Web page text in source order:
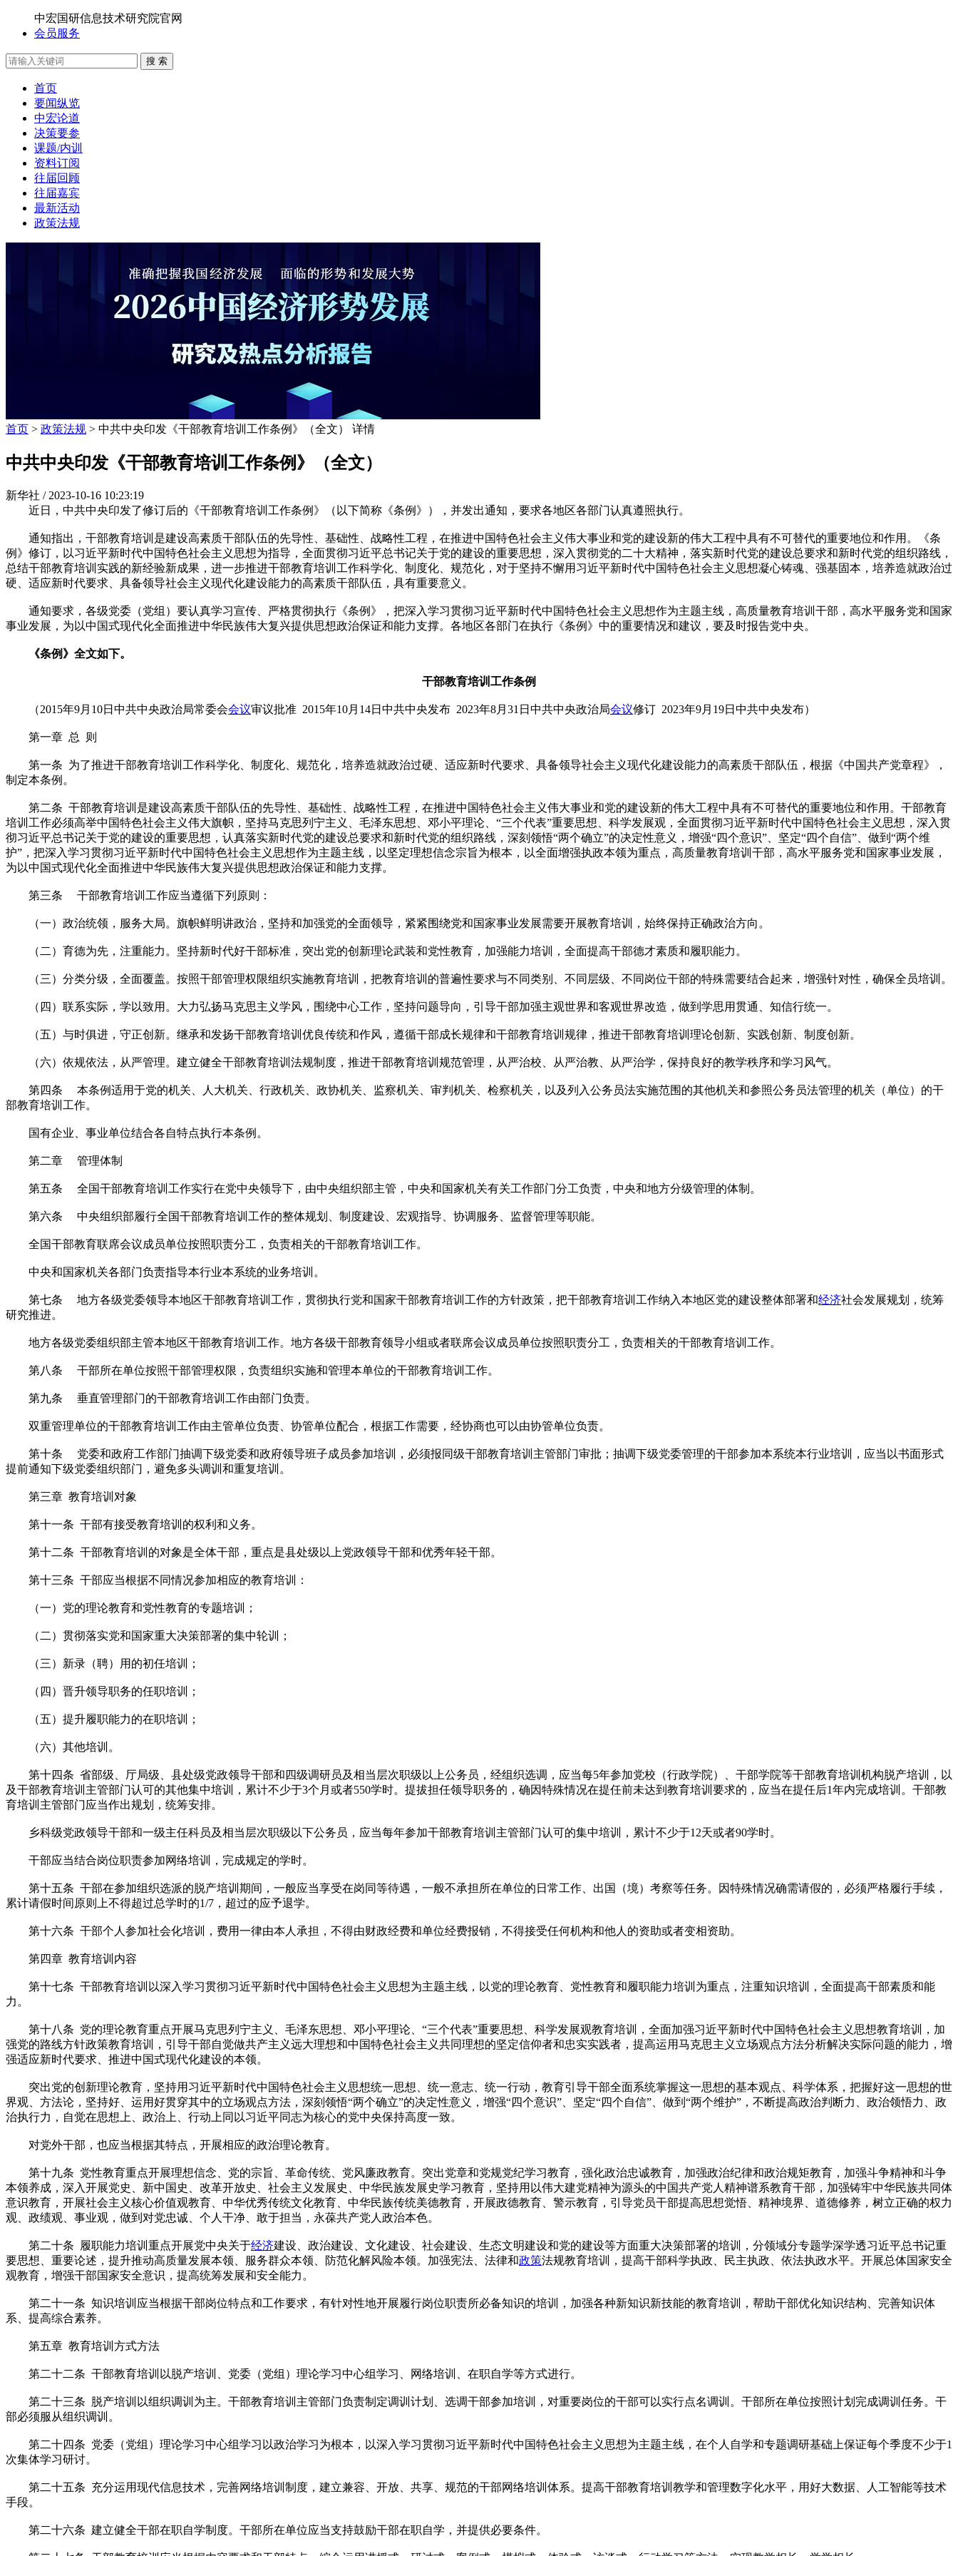
中宏国研信息技术研究院官网
会员服务
搜 索
首页
要闻纵览
中宏论道
决策要参
课题/内训
资料订阅
往届回顾
往届嘉宾
最新活动
政策法规
首页 > 政策法规 > 中共中央印发《干部教育培训工作条例》（全文） 详情
中共中央印发《干部教育培训工作条例》（全文）
新华社 / 2023-10-16 10:23:19
近日，中共中央印发了修订后的《干部教育培训工作条例》（以下简称《条例》），并发出通知，要求各地区各部门认真遵照执行。
通知指出，干部教育培训是建设高素质干部队伍的先导性、基础性、战略性工程，在推进中国特色社会主义伟大事业和党的建设新的伟大工程中具有不可替代的重要地位和作用。《条
例》修订，以习近平新时代中国特色社会主义思想为指导，全面贯彻习近平总书记关于党的建设的重要思想，深入贯彻党的二十大精神，落实新时代党的建设总要求和新时代党的组织路线，
总结干部教育培训实践的新经验新成果，进一步推进干部教育培训工作科学化、制度化、规范化，对于坚持不懈用习近平新时代中国特色社会主义思想凝心铸魂、强基固本，培养造就政治过
硬、适应新时代要求、具备领导社会主义现代化建设能力的高素质干部队伍，具有重要意义。
通知要求，各级党委（党组）要认真学习宣传、严格贯彻执行《条例》，把深入学习贯彻习近平新时代中国特色社会主义思想作为主题主线，高质量教育培训干部，高水平服务党和国家
事业发展，为以中国式现代化全面推进中华民族伟大复兴提供思想政治保证和能力支撑。各地区各部门在执行《条例》中的重要情况和建议，要及时报告党中央。
《条例》全文如下。
干部教育培训工作条例
（2015年9月10日中共中央政治局常委会会议审议批准 2015年10月14日中共中央发布 2023年8月31日中共中央政治局会议修订 2023年9月19日中共中央发布）
第一章 总 则
第一条 为了推进干部教育培训工作科学化、制度化、规范化，培养造就政治过硬、适应新时代要求、具备领导社会主义现代化建设能力的高素质干部队伍，根据《中国共产党章程》，
制定本条例。
第二条 干部教育培训是建设高素质干部队伍的先导性、基础性、战略性工程，在推进中国特色社会主义伟大事业和党的建设新的伟大工程中具有不可替代的重要地位和作用。干部教育
培训工作必须高举中国特色社会主义伟大旗帜，坚持马克思列宁主义、毛泽东思想、邓小平理论、“三个代表”重要思想、科学发展观，全面贯彻习近平新时代中国特色社会主义思想，深入贯
彻习近平总书记关于党的建设的重要思想，认真落实新时代党的建设总要求和新时代党的组织路线，深刻领悟“两个确立”的决定性意义，增强“四个意识”、坚定“四个自信”、做到“两个维
护”，把深入学习贯彻习近平新时代中国特色社会主义思想作为主题主线，以坚定理想信念宗旨为根本，以全面增强执政本领为重点，高质量教育培训干部，高水平服务党和国家事业发展，
为以中国式现代化全面推进中华民族伟大复兴提供思想政治保证和能力支撑。
第三条 干部教育培训工作应当遵循下列原则：
（一）政治统领，服务大局。旗帜鲜明讲政治，坚持和加强党的全面领导，紧紧围绕党和国家事业发展需要开展教育培训，始终保持正确政治方向。
（二）育德为先，注重能力。坚持新时代好干部标准，突出党的创新理论武装和党性教育，加强能力培训，全面提高干部德才素质和履职能力。
（三）分类分级，全面覆盖。按照干部管理权限组织实施教育培训，把教育培训的普遍性要求与不同类别、不同层级、不同岗位干部的特殊需要结合起来，增强针对性，确保全员培训。
（四）联系实际，学以致用。大力弘扬马克思主义学风，围绕中心工作，坚持问题导向，引导干部加强主观世界和客观世界改造，做到学思用贯通、知信行统一。
（五）与时俱进，守正创新。继承和发扬干部教育培训优良传统和作风，遵循干部成长规律和干部教育培训规律，推进干部教育培训理论创新、实践创新、制度创新。
（六）依规依法，从严管理。建立健全干部教育培训法规制度，推进干部教育培训规范管理，从严治校、从严治教、从严治学，保持良好的教学秩序和学习风气。
第四条 本条例适用于党的机关、人大机关、行政机关、政协机关、监察机关、审判机关、检察机关，以及列入公务员法实施范围的其他机关和参照公务员法管理的机关（单位）的干
部教育培训工作。
国有企业、事业单位结合各自特点执行本条例。
第二章 管理体制
第五条 全国干部教育培训工作实行在党中央领导下，由中央组织部主管，中央和国家机关有关工作部门分工负责，中央和地方分级管理的体制。
第六条 中央组织部履行全国干部教育培训工作的整体规划、制度建设、宏观指导、协调服务、监督管理等职能。
全国干部教育联席会议成员单位按照职责分工，负责相关的干部教育培训工作。
中央和国家机关各部门负责指导本行业本系统的业务培训。
第七条 地方各级党委领导本地区干部教育培训工作，贯彻执行党和国家干部教育培训工作的方针政策，把干部教育培训工作纳入本地区党的建设整体部署和经济社会发展规划，统筹
研究推进。
地方各级党委组织部主管本地区干部教育培训工作。地方各级干部教育领导小组或者联席会议成员单位按照职责分工，负责相关的干部教育培训工作。
第八条 干部所在单位按照干部管理权限，负责组织实施和管理本单位的干部教育培训工作。
第九条 垂直管理部门的干部教育培训工作由部门负责。
双重管理单位的干部教育培训工作由主管单位负责、协管单位配合，根据工作需要，经协商也可以由协管单位负责。
第十条 党委和政府工作部门抽调下级党委和政府领导班子成员参加培训，必须报同级干部教育培训主管部门审批；抽调下级党委管理的干部参加本系统本行业培训，应当以书面形式
提前通知下级党委组织部门，避免多头调训和重复培训。
第三章 教育培训对象
第十一条 干部有接受教育培训的权利和义务。
第十二条 干部教育培训的对象是全体干部，重点是县处级以上党政领导干部和优秀年轻干部。
第十三条 干部应当根据不同情况参加相应的教育培训：
（一）党的理论教育和党性教育的专题培训；
（二）贯彻落实党和国家重大决策部署的集中轮训；
（三）新录（聘）用的初任培训；
（四）晋升领导职务的任职培训；
（五）提升履职能力的在职培训；
（六）其他培训。
第十四条 省部级、厅局级、县处级党政领导干部和四级调研员及相当层次职级以上公务员，经组织选调，应当每5年参加党校（行政学院）、干部学院等干部教育培训机构脱产培训，以
及干部教育培训主管部门认可的其他集中培训，累计不少于3个月或者550学时。提拔担任领导职务的，确因特殊情况在提任前未达到教育培训要求的，应当在提任后1年内完成培训。干部教
育培训主管部门应当作出规划，统筹安排。
乡科级党政领导干部和一级主任科员及相当层次职级以下公务员，应当每年参加干部教育培训主管部门认可的集中培训，累计不少于12天或者90学时。
干部应当结合岗位职责参加网络培训，完成规定的学时。
第十五条 干部在参加组织选派的脱产培训期间，一般应当享受在岗同等待遇，一般不承担所在单位的日常工作、出国（境）考察等任务。因特殊情况确需请假的，必须严格履行手续，
累计请假时间原则上不得超过总学时的1/7，超过的应予退学。
第十六条 干部个人参加社会化培训，费用一律由本人承担，不得由财政经费和单位经费报销，不得接受任何机构和他人的资助或者变相资助。
第四章 教育培训内容
第十七条 干部教育培训以深入学习贯彻习近平新时代中国特色社会主义思想为主题主线，以党的理论教育、党性教育和履职能力培训为重点，注重知识培训，全面提高干部素质和能
力。
第十八条 党的理论教育重点开展马克思列宁主义、毛泽东思想、邓小平理论、“三个代表”重要思想、科学发展观教育培训，全面加强习近平新时代中国特色社会主义思想教育培训，加
强党的路线方针政策教育培训，引导干部自觉做共产主义远大理想和中国特色社会主义共同理想的坚定信仰者和忠实实践者，提高运用马克思主义立场观点方法分析解决实际问题的能力，增
强适应新时代要求、推进中国式现代化建设的本领。
突出党的创新理论教育，坚持用习近平新时代中国特色社会主义思想统一思想、统一意志、统一行动，教育引导干部全面系统掌握这一思想的基本观点、科学体系，把握好这一思想的世
界观、方法论，坚持好、运用好贯穿其中的立场观点方法，深刻领悟“两个确立”的决定性意义，增强“四个意识”、坚定“四个自信”、做到“两个维护”，不断提高政治判断力、政治领悟力、政
治执行力，自觉在思想上、政治上、行动上同以习近平同志为核心的党中央保持高度一致。
对党外干部，也应当根据其特点，开展相应的政治理论教育。
第十九条 党性教育重点开展理想信念、党的宗旨、革命传统、党风廉政教育。突出党章和党规党纪学习教育，强化政治忠诚教育，加强政治纪律和政治规矩教育，加强斗争精神和斗争
本领养成，深入开展党史、新中国史、改革开放史、社会主义发展史、中华民族发展史学习教育，坚持用以伟大建党精神为源头的中国共产党人精神谱系教育干部，加强铸牢中华民族共同体
意识教育，开展社会主义核心价值观教育、中华优秀传统文化教育、中华民族传统美德教育，开展政德教育、警示教育，引导党员干部提高思想觉悟、精神境界、道德修养，树立正确的权力
观、政绩观、事业观，做到对党忠诚、个人干净、敢于担当，永葆共产党人政治本色。
第二十条 履职能力培训重点开展党中央关于经济建设、政治建设、文化建设、社会建设、生态文明建设和党的建设等方面重大决策部署的培训，分领域分专题学深学透习近平总书记重
要思想、重要论述，提升推动高质量发展本领、服务群众本领、防范化解风险本领。加强宪法、法律和政策法规教育培训，提高干部科学执政、民主执政、依法执政水平。开展总体国家安全
观教育，增强干部国家安全意识，提高统筹发展和安全能力。
第二十一条 知识培训应当根据干部岗位特点和工作要求，有针对性地开展履行岗位职责所必备知识的培训，加强各种新知识新技能的教育培训，帮助干部优化知识结构、完善知识体
系、提高综合素养。
第五章 教育培训方式方法
第二十二条 干部教育培训以脱产培训、党委（党组）理论学习中心组学习、网络培训、在职自学等方式进行。
第二十三条 脱产培训以组织调训为主。干部教育培训主管部门负责制定调训计划、选调干部参加培训，对重要岗位的干部可以实行点名调训。干部所在单位按照计划完成调训任务。干
部必须服从组织调训。
第二十四条 党委（党组）理论学习中心组学习以政治学习为根本，以深入学习贯彻习近平新时代中国特色社会主义思想为主题主线，在个人自学和专题调研基础上保证每个季度不少于1
次集体学习研讨。
第二十五条 充分运用现代信息技术，完善网络培训制度，建立兼容、开放、共享、规范的干部网络培训体系。提高干部教育培训教学和管理数字化水平，用好大数据、人工智能等技术
手段。
第二十六条 建立健全干部在职自学制度。干部所在单位应当支持鼓励干部在职自学，并提供必要条件。